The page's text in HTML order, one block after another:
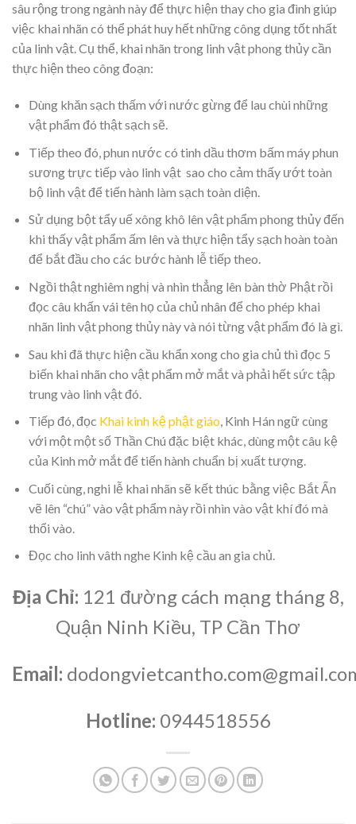
sâu rộng trong ngành này để thực hiện thay cho gia đình giúp
việc khai nhãn có thể phát huy hết những công dụng tốt nhất
của linh vật. Cụ thể, khai nhãn trong linh vật phong thủy cần
thực hiện theo công đoạn:
Dùng khăn sạch thấm với nước gừng để lau chùi những
vật phẩm đó thật sạch sẽ.
Tiếp theo đó, phun nước có tinh dầu thơm bấm máy phun
sương trực tiếp vào linh vật sao cho cảm thấy ướt toàn
bộ linh vật để tiến hành làm sạch toàn diện.
Sử dụng bột tẩy uế xông khô lên vật phẩm phong thủy đến
khi thấy vật phẩm ấm lên và thực hiện tẩy sạch hoàn toàn
để bắt đầu cho các bước hành lễ tiếp theo.
Ngồi thật nghiêm nghị và nhìn thẳng lên bàn thờ Phật rồi
đọc câu khấn vái tên họ của chủ nhân để cho phép khai
nhãn linh vật phong thủy này và nói từng vật phẩm đó là gì.
Sau khi đã thực hiện cầu khẩn xong cho gia chủ thì đọc 5
biến khai nhãn cho vật phẩm mở mắt và phải hết sức tập
trung vào linh vật đó.
Tiếp đó, đọc Khai kinh kệ phật giáo, Kinh Hán ngữ cùng
với một một số Thần Chú đặc biệt khác, dùng một câu kệ
của Kinh mở mắt để tiến hành chuẩn bị xuất tượng.
Cuối cùng, nghi lễ khai nhãn sẽ kết thúc bằng việc Bắt Ấn
vẽ lên “chú” vào vật phẩm này rồi nhìn vào vật khí đó mà
thổi vào.
Đọc cho linh vâth nghe Kinh kệ cầu an gia chủ.
Địa Chỉ: 121 đường cách mạng tháng 8,
Quận Ninh Kiều, TP Cần Thơ
Email:
Hotline: 0944518556